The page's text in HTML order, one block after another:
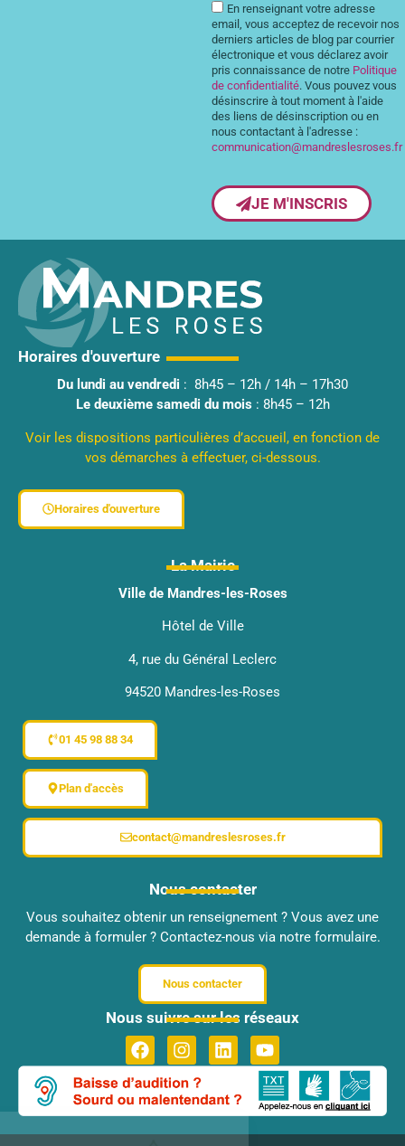
En renseignant votre adresse
email, vous acceptez de recevoir nos
derniers articles de blog par courrier
électronique et vous déclarez avoir
pris connaissance de notre Politique
de confidentialité. Vous pouvez vous
désinscrire à tout moment à l'aide
des liens de désinscription ou en
nous contactant à l'adresse :
communication@mandreslesroses.fr
JE M'INSCRIS
Horaires d'ouverture
Du lundi au vendredi : 8h45 – 12h / 14h – 17h30
Le deuxième samedi du mois: 8h45 – 12h
Voir les dispositions particulières d’accueil, en fonction de
vos démarches à effectuer, ci-dessous.
Horaires d'ouverture
La Mairie
Ville de Mandres-les-Roses
Hôtel de Ville
4, rue du Général Leclerc
94520 Mandres-les-Roses
01 45 98 88 34
Plan d'accès
contact@mandreslesroses.fr
Nous contacter
Vous souhaitez obtenir un renseignement ? Vous avez une
demande à formuler ? Contactez-nous via notre formulaire.
Nous contacter
Nous suivre sur les réseaux